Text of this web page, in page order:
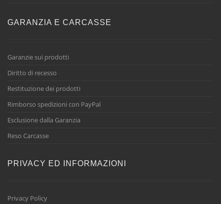
GARANZIA E CARCASSE
Garanzie sui prodotti
Diritto di recesso
Restituzione dei prodotti
Rimborso spedizioni con PayPal
Esclusione dalla Garanzia
Reso Carcasse
PRIVACY ED INFORMAZIONI
Privacy Policy